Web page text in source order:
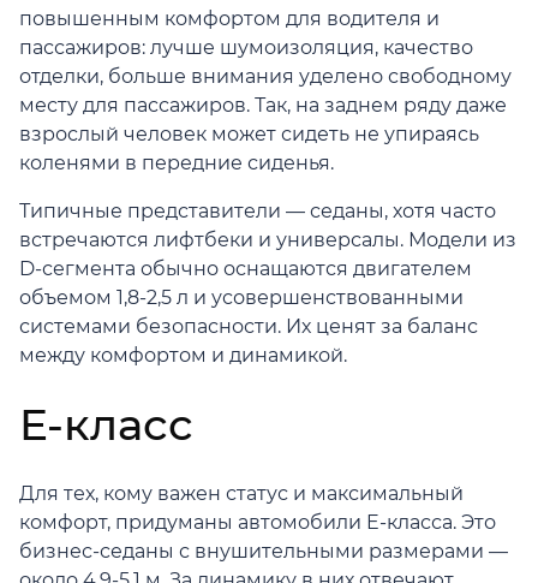
повышенным комфортом для водителя и
пассажиров: лучше шумоизоляция, качество
отделки, больше внимания уделено свободному
месту для пассажиров. Так, на заднем ряду даже
взрослый человек может сидеть не упираясь
коленями в передние сиденья.
Типичные представители — седаны, хотя часто
встречаются лифтбеки и универсалы. Модели из
D-сегмента обычно оснащаются двигателем
объемом 1,8-2,5 л и усовершенствованными
системами безопасности. Их ценят за баланс
между комфортом и динамикой.
E-класс
Для тех, кому важен статус и максимальный
комфорт, придуманы автомобили E-класса. Это
бизнес-седаны с внушительными размерами —